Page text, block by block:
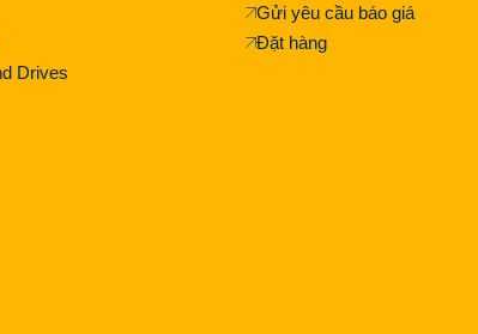
Drives
Gửi yêu cầu báo giá
Đặt hàng